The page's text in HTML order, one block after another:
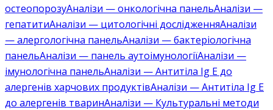
остеопорозуАналізи — онкологічна панельАналізи —
гепатитиАналізи — цитологічні дослідженняАналізи
— алергологічна панельАналізи — бактеріологічна
панельАналізи — панель аутоімунологіїАналізи —
імунологічна панельАналізи — Антитіла Ig E до
алергенів харчових продуктівАналізи — Антитіла Ig E
до алергенів тваринАналізи — Культуральні методи